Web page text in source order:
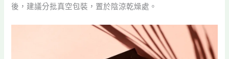
後，建議分批真空包裝，置於陰涼乾燥處。